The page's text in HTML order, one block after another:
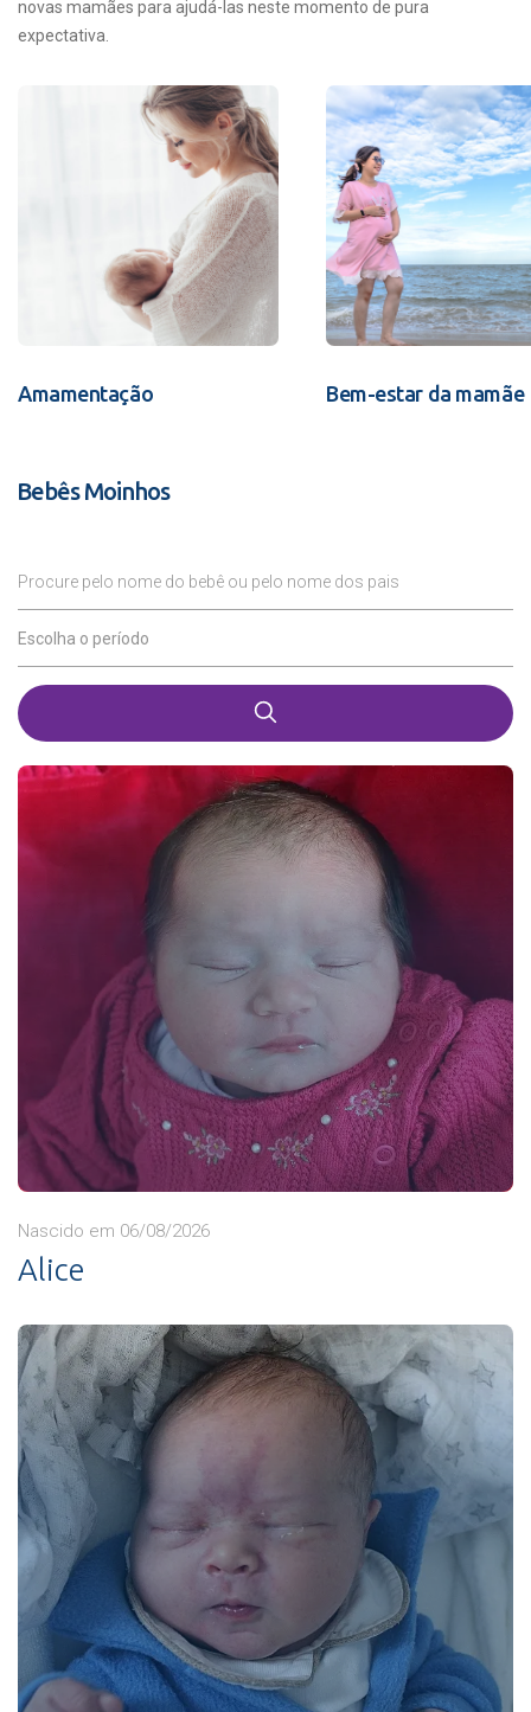
novas mamães para ajudá-las neste momento de pura
expectativa.
Amamentação Bem-estar da mamãe
Bebês Moinhos
Procure pelo nome do bebê ou pelo nome dos pais
Escolha o período
Nascido em 06/08/2026
Alice